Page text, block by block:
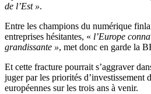
de l’Est ».
Entre les champions du numérique
entreprises hésitantes, « l’Europe
grandissante », met donc en garde la
Et cette fracture pourrait s’aggraver
juger par les priorités d’investissement
européennes sur les trois ans à venir.